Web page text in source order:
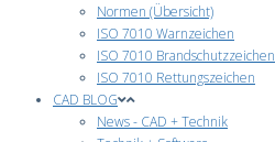
Normen (Übersicht)
ISO 7010 Warnzeichen
ISO 7010 Brandschutzzeichen
ISO 7010 Rettungszeichen
CAD BLOG
News - CAD + Technik